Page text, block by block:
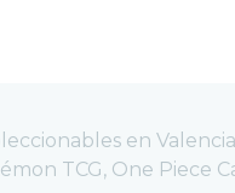
en
TCG, One Piece